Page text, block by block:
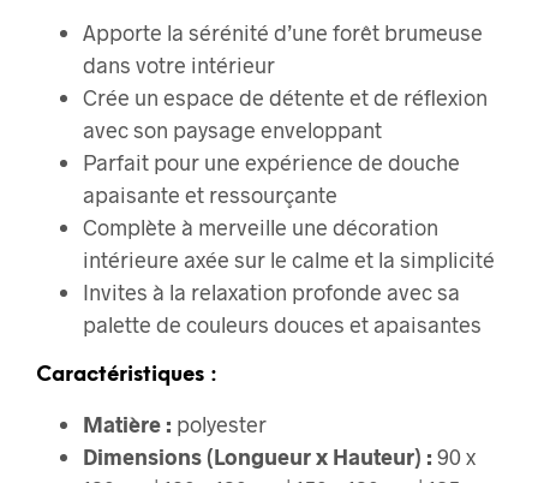
Apporte la sérénité d’une forêt brumeuse
dans votre intérieur
Crée un espace de détente et de réflexion
avec son paysage enveloppant
Parfait pour une expérience de douche
apaisante et ressourçante
Complète à merveille une décoration
intérieure axée sur le calme et la simplicité
Invites à la relaxation profonde avec sa
palette de couleurs douces et apaisantes
Caractéristiques :
Matière : polyester
Dimensions (Longueur x Hauteur) : 90 x